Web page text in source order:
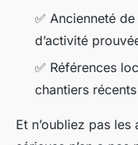
✅ Ancienneté
d’activité
✅ Références
chantiers
Et n’oubliez pas